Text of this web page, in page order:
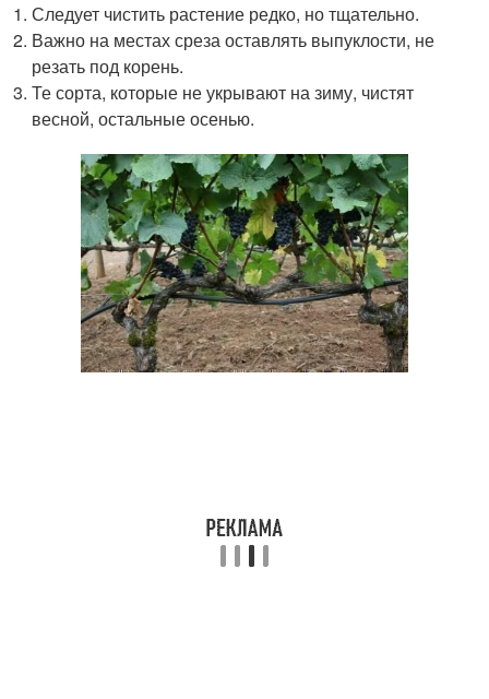
Следует чистить растение редко, но тщательно.
Важно на местах среза оставлять выпуклости, не
резать под корень.
Те сорта, которые не укрывают на зиму, чистят
весной, остальные осенью.